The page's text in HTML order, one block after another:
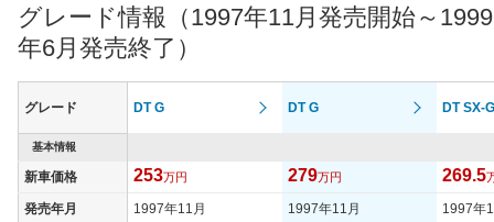
グレード情報（1997年11月発売開始～1999
年6月発売終了）
グレード DT G DT G DT SX-G
基本情報
新車価格 253万円 279万円 269.5
発売年月 1997年11月 1997年11月 1997年